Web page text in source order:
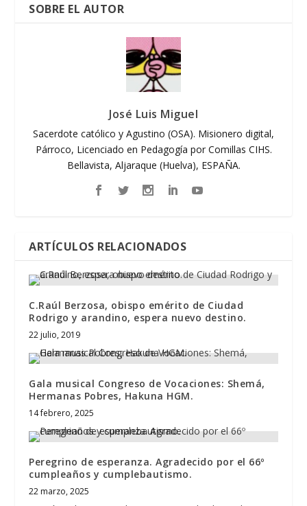
SOBRE EL AUTOR
José Luis Miguel
Sacerdote católico y Agustino (OSA). Misionero digital,
Párroco, Licenciado en Pedagogía por Comillas CIHS.
Bellavista, Aljaraque (Huelva), ESPAÑA.
ARTÍCULOS RELACIONADOS
C.Raúl Berzosa, obispo emérito de Ciudad
Rodrigo y arandino, espera nuevo destino.
22 julio, 2019
Gala musical Congreso de Vocaciones: Shemá,
Hermanas Pobres, Hakuna HGM.
14 febrero, 2025
Peregrino de esperanza. Agradecido por el 66º
cumpleaños y cumplebautismo.
22 marzo, 2025